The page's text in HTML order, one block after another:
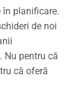
în planificare.
de noi
Nu pentru că
că oferă